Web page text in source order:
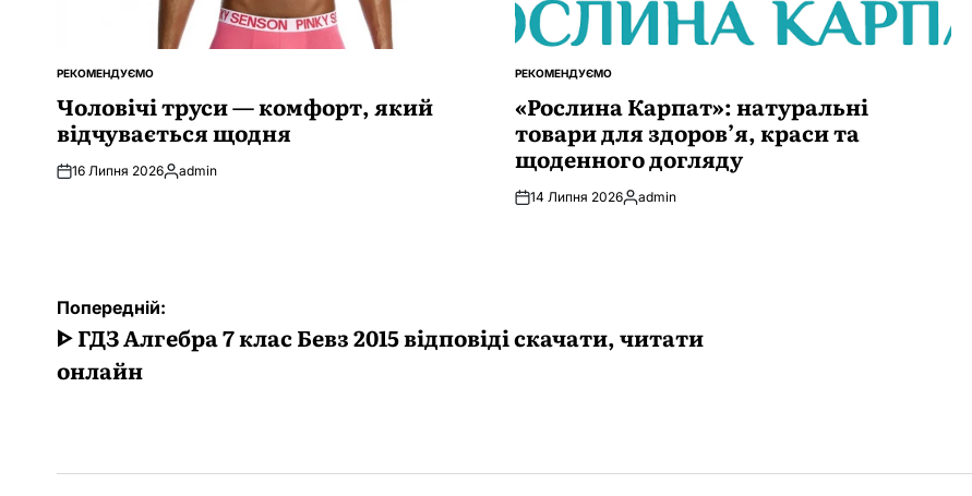
ОПУБЛІКУВАТИ
РЕКОМЕНДУЄМО
Чоловічі труси — комфорт, який
відчувається щодня
16 Липня 2026Опубліковано
admin
ОПУБЛІКУВАТИ
РЕКОМЕНДУЄМО
«Рослина Карпат»: натуральні
товари для здоров’я, краси та
щоденного догляду
14 Липня 2026Опубліковано
admin
Навігація
записів
Попередній:
ᐈ ГДЗ Алгебра 7 клас Бевз 2015 відповіді скачати, читати
онлайн